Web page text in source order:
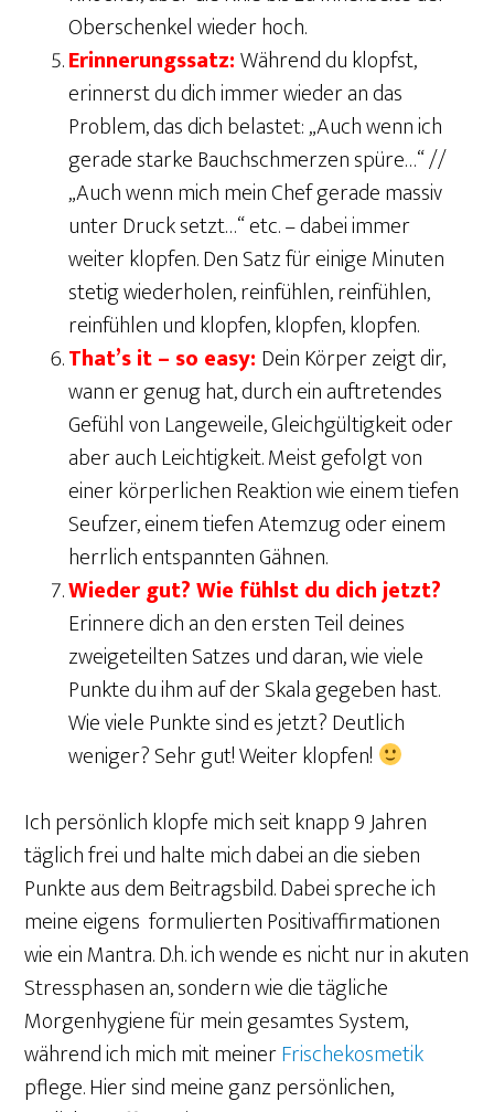
Oberschenkel wieder hoch.
Erinnerungssatz:Während du klopfst,
erinnerst du dich immer wieder an das
Problem, das dich belastet: „Auch wenn ich
gerade starke Bauchschmerzen spüre…“ //
„Auch wenn mich mein Chef gerade massiv
unter Druck setzt…“ etc. – dabei immer
weiter klopfen. Den Satz für einige Minuten
stetig wiederholen, reinfühlen, reinfühlen,
reinfühlen und klopfen, klopfen, klopfen.
That’s it – so easy: Dein Körper zeigt dir,
wann er genug hat, durch ein auftretendes
Gefühl von Langeweile, Gleichgültigkeit oder
aber auch Leichtigkeit. Meist gefolgt von
einer körperlichen Reaktion wie einem tiefen
Seufzer, einem tiefen Atemzug oder einem
herrlich entspannten Gähnen.
Wieder gut? Wie fühlst du dich jetzt?
Erinnere dich an den ersten Teil deines
zweigeteilten Satzes und daran, wie viele
Punkte du ihm auf der Skala gegeben hast.
Wie viele Punkte sind es jetzt? Deutlich
weniger? Sehr gut! Weiter klopfen!
Ich persönlich klopfe mich seit knapp 9 Jahren
täglich frei und halte mich dabei an die sieben
Punkte aus dem Beitragsbild. Dabei spreche ich
meine eigens formulierten Positivaffirmationen
wie ein Mantra. D.h. ich wende es nicht nur in akuten
Stressphasen an, sondern wie die tägliche
Morgenhygiene für mein gesamtes System,
während ich mich mit meinerFrischekosmetik
pflege. Hier sind meine ganz persönlichen,